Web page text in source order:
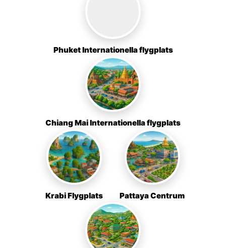
Phuket Internationella flygplats
Chiang Mai Internationella flygplats
Krabi Flygplats Pattaya Centrum